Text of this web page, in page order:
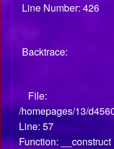
Line Number: 426
Backtrace:
File:
/homepages/13/
Line: 57
Function: __construct